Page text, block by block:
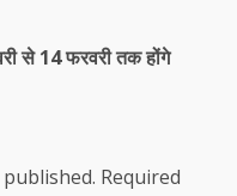
से 14 फरवरी तक होंगे
Required